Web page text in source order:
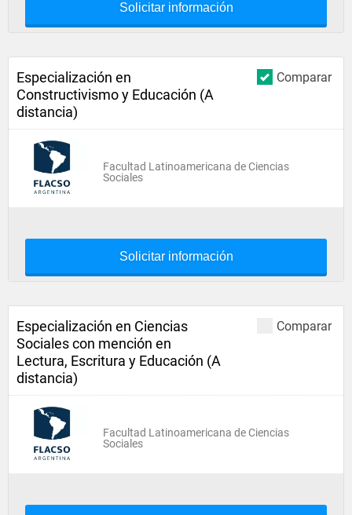
Solicitar información
Comparar
Especialización en
Constructivismo y Educación (A
distancia)
Facultad Latinoamericana de Ciencias
Sociales
Solicitar información
Comparar
Especialización en Ciencias
Sociales con mención en
Lectura, Escritura y Educación (A
distancia)
Facultad Latinoamericana de Ciencias
Sociales